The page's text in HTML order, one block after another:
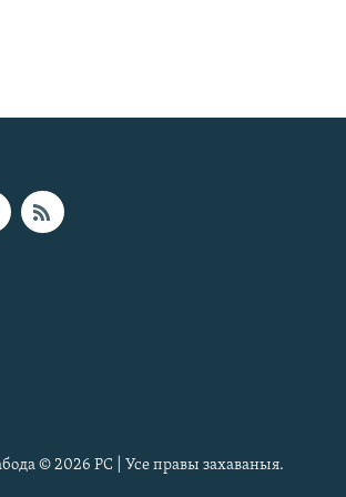
© 2026 РС | Усе правы захаваныя.